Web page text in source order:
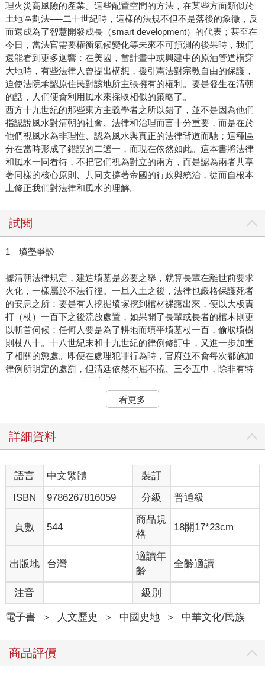
理火災高風險的產業。這些配置空間的方法，在某些方面類似於
土地區劃法──二十世紀時，這樣的法規不但不是落後的象徵，反
而還成為了智慧開發成長（smart development）的代表；甚至在
今日，當法官需要權衡氣候變化等未來不可預測的後果時，我們
還能看到更多迴響：在美國，當計畫中或興建中的原油管道橫穿
大地時，有些法律人曾提出構想，援引憲法對宗教自由的保護，
迫使法院承認原住民對該地所主張擁有的權利。要是發生在清朝
的話，人們便會利用風水來採取相似的策略了。
西方十九世紀的那些東方主義學者之所以錯了，並不是因為他們
指認說風水對清朝的社會、法律和治理而言十分重要，而是在於
他們視風水為非理性、認為風水與真正的法律背道而馳；這種區
分在當時形成了錯誤的二選一，而現在依然如此。這本書將法律
和風水一同看待，不把它們視為對立的兩方，而是認為兩者共享
著同樣的核心原則、共同支撐著帝國的行政與統治，從而自根本
上修正我們對法律和風水的理解。
試閱
1 墳塋爭訟
據清朝法律規定，建造墳墓是必要之舉，就算長輩在離世前要求
火化，一樣屬於不法行徑。一旦入土之後，法律也嚴格保護死者
的安息之所：要是有人挖掘墳塚挖到棺材裸露出來，便以大板責
打（杖）一百下之後流放處置，如果開了長輩或長者的棺木則更
以斬首伺候；任何人要是為了耕地而填平墳墓杖一百，偷取墳樹
則杖八十。十八世紀末和十九世紀的律例修訂中，又進一步加重
了相關的懲處。即便在處理犯罪行為時，官府並不會每次都施加
律例所明定的處罰，但清廷依然不屈不撓、三令五申，除非有特
殊情況， 否則一旦遺體入土，墳地便不得再行擾亂、移動。
清代的產權關係相當複雜，不同類型的土地又天差地遠。除了表
土（耕作）和底土（收租）的權利在每個地區的習俗各不相同之
「絕賣」（不可回贖銷售）和「典賣」（抵押銷售或貸款）等
產相比，墳地的形態極為特殊，在帝制國家的理解中屬於永久恆
產。
為了規避禁令，眾人會找尋各種對策。若是有風水師指認了一塊
福地，有的人可能為此盜買別人的祖產，有的人則將動物的骸骨
埋進土中來製造假墳，從而將看上眼的土地占為己有。對於古墓
或是後代不知所蹤的墳墓，有的人也會認領下來，當作自己祖先
的埋骨之地。在法律檔案中，便開始有這般圖景浮現：一邊是法
律要求將遺體土葬、對墓園高度保護，但另一邊有著老百姓孜孜
矻矻、尋找福地埋骨。本章探討的，正是這種緊張關係所引發的
訴訟，分析其對王朝的法治所帶來的影響。
清朝墓塋、殯葬的法律並非一成不變，除了上述所言，對褻瀆墳
地的懲罰日益加重之外，相關政策在一八一七年也發生了值得注
之人得以合法為之。「賣地留墳」實際上將墳塚與周圍的土地分
開，讓使用的權利一變為二，農村的貧民透過這種方式，在保護
看更多
詳細資料
語言 中文繁體
裝訂
ISBN
9786267816059 分級 普通級
頁數 544
商品規
格
18開17*23cm
出版地 台灣
適讀年
齡
全齡適讀
注音 級別
電子書 ＞ 人文歷史 ＞ 中國史地 ＞ 中華文化/民族
商品評價